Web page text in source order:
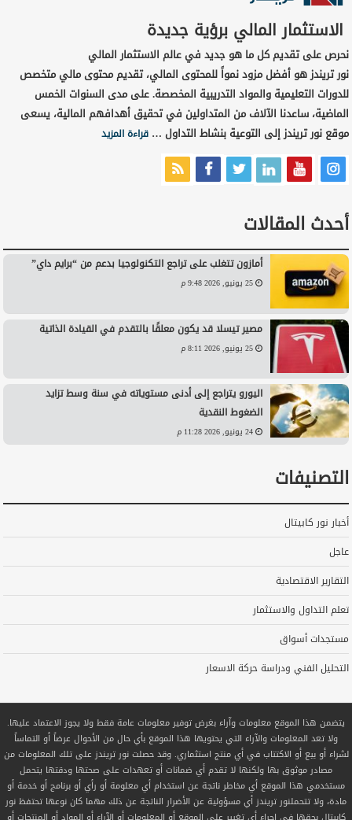
الاستثمار المالي برؤية جديدة
نحرص على تقديم كل ما هو جديد في عالم الاستثمار المالي
نور تريندز هو أفضل مزود نمواً للمحتوى المالي، تقديم محتوى مالي متخصص
للدورات التعليمية والمواد التدريبية المخصصة. على مدى السنوات الخمس
الماضية، ساعدنا الآلاف من المتداولين في تحقيق أهدافهم المالية، يسعى
موقع نور تريندز إلى التوعية بنشاط التداول …قراءة المزيد
أحدث المقالات
أمازون تتغلب على تراجع التكنولوجيا بدعم من “برايم داي”
25 يونيو, 2026 9:48 م
مصير تيسلا قد يكون معلقًا بالتقدم في القيادة الذاتية
25 يونيو, 2026 8:11 م
اليورو يتراجع إلى أدنى مستوياته في سنة وسط تزايد
الضغوط النقدية
24 يونيو, 2026 11:28 م
التصنيفات
أخبار نور كابيتال
عاجل
التقارير الاقتصادية
تعلم التداول والاستثمار
مستجدات أسواق
التحليل الفني ودراسة حركة الاسعار
يتضمن هذا الموقع معلومات وآراء بغرض توفير معلومات عامة فقط ولا يجوز الاعتماد عليها.
ولا تعد المعلومات والآراء التي يحتويها هذا الموقع بأي حال من الأحوال عرضاً أو التماساً
لشراء أو بيع أو الاكتتاب في أي منتج استثماري. وقد حصلت نور تريندز على تلك المعلومات من
مصادر موثوق بها ولكنها لا تقدم أي ضمانات أو تعهدات على صحتها ودقتها يتحمل
مستخدمي هذا الموقع أي مخاطر ناتجة عن استخدام أي معلومة أو رأي أو برنامج أو خدمة أو
مادة، ولا تتحملنور تريندز أي مسؤولية عن الأضرار الناتجة عن ذلك مهما كان نوعها تحتفظ نور